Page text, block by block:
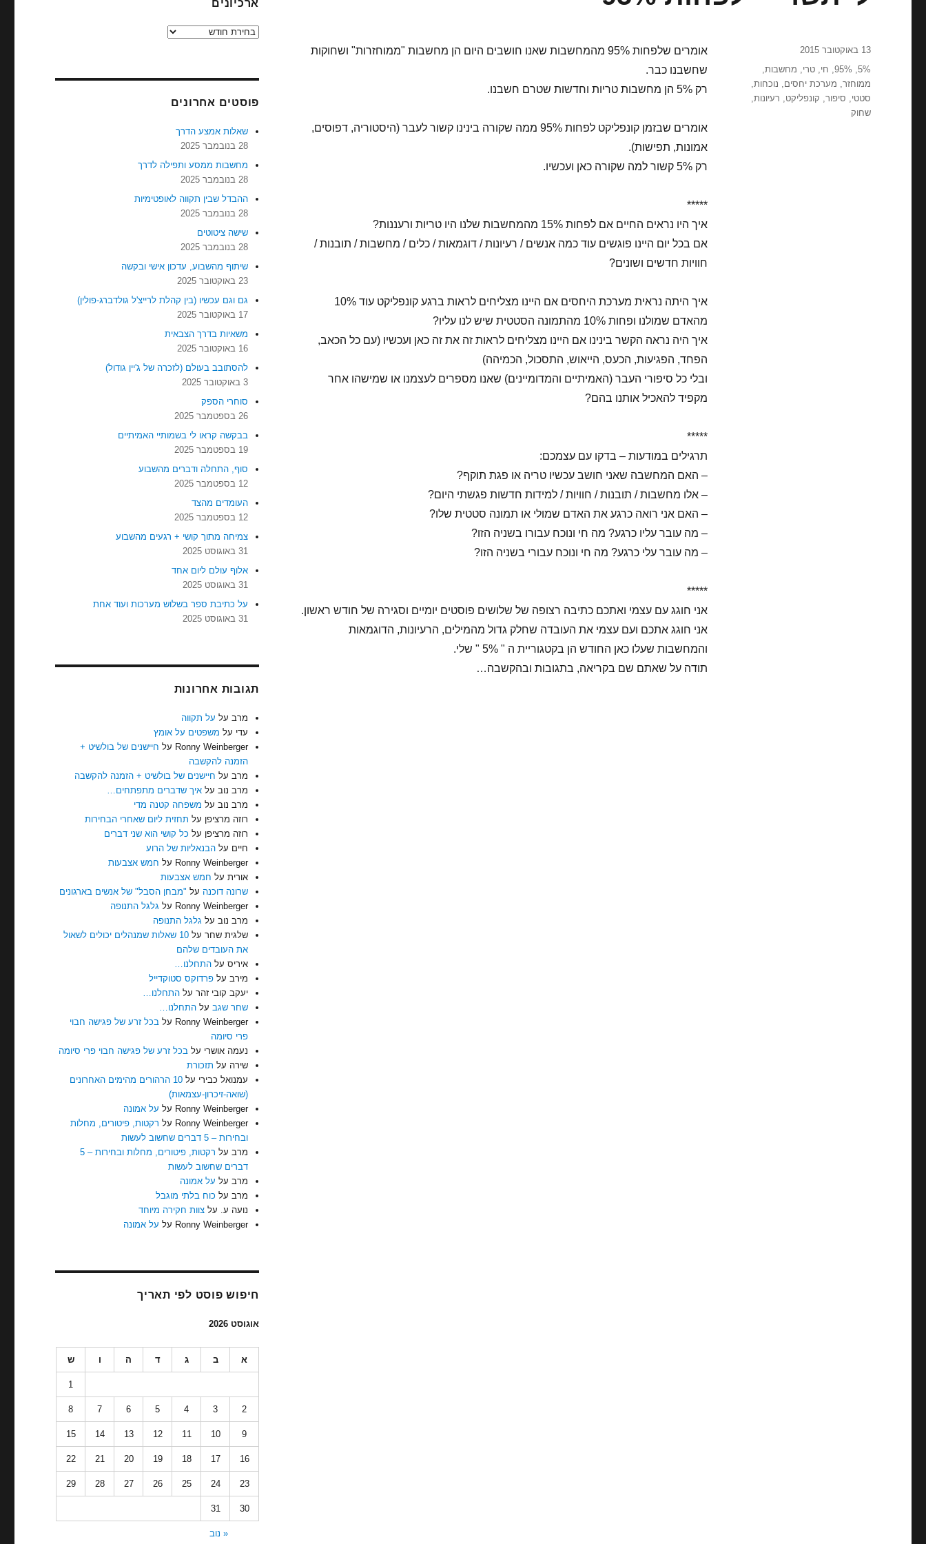
אומרים שלפחות 95% מהמחשבות שאנו חושבים היום הן מחשבות "ממוחזרות" ושחוקות
שחשבנו כבר.
רק 5% הן מחשבות טריות וחדשות שטרם חשבנו.
אומרים שבזמן קונפליקט לפחות 95% ממה שקורה בינינו קשור לעבר (היסטוריה, דפוסים,
אמונות, תפישות).
רק 5% קשור למה שקורה כאן ועכשיו.
*****
איך היו נראים החיים אם לפחות 15% מהמחשבות שלנו היו טריות ורעננות?
אם בכל יום היינו פוגשים עוד כמה אנשים / רעיונות / דוגמאות / כלים / מחשבות / תובנות /
חוויות חדשים ושונים?
איך היתה נראית מערכת היחסים אם היינו מצליחים לראות ברגע קונפליקט עוד 10%
מהאדם שמולנו ופחות 10% מהתמונה הסטטית שיש לנו עליו?
איך היה נראה הקשר בינינו אם היינו מצליחים לראות זה את זה כאן ועכשיו (עם כל הכאב,
הפחד, הפגיעות, הכעס, הייאוש, התסכול, הכמיהה)
ובלי כל סיפורי העבר (האמיתיים והמדומיינים) שאנו מספרים לעצמנו או שמישהו אחר
מקפיד להאכיל אותנו בהם?
*****
תרגילים במודעות – בדקו עם עצמכם:
– האם המחשבה שאני חושב עכשיו טריה או פגת תוקף?
– אלו מחשבות / תובנות / חוויות / למידות חדשות פגשתי היום?
– האם אני רואה כרגע את האדם שמולי או תמונה סטטית שלו?
– מה עובר עליו כרגע? מה חי ונוכח עבורו בשניה הזו?
– מה עובר עלי כרגע? מה חי ונוכח עבורי בשניה הזו?
*****
אני חוגג עם עצמי ואתכם כתיבה רצופה של שלושים פוסטים יומיים וסגירה של חודש ראשון.
אני חוגג אתכם ועם עצמי את העובדה שחלק גדול מהמילים, הרעיונות, הדוגמאות
והמחשבות שעלו כאן החודש הן בקטגוריית ה " 5% " שלי.
תודה על שאתם שם בקריאה, בתגובות ובהקשבה…
פורסם
בתאריך
13 באוקטובר 2015
תגיות
5%
,
95%
, חי,טרי, מחשבות,
ממוחזר, מערכת יחסים, נוכחות,
סטטי, סיפור, קונפליקט, רעיונות,
שחוק
ארכיונים
ארכיונים
פוסטים אחרונים
שאלות אמצע הדרך
28 בנובמבר 2025
מחשבות ממסע ותפילה לדרך
28 בנובמבר 2025
ההבדל שבין תקווה לאופטימיות
28 בנובמבר 2025
שישה ציטוטים
28 בנובמבר 2025
שיתוף מהשבוע, עדכון אישי ובקשה
23 באוקטובר 2025
גם וגם עכשיו (בין קהלת לרייצ'ל גולדברג-פולין)
17 באוקטובר 2025
משאיות בדרך הצבאית
16 באוקטובר 2025
להסתובב בעולם (לזכרה של ג'יין גודול)
3 באוקטובר 2025
סוחרי הספק
26 בספטמבר 2025
בבקשה קראו לי בשמותיי האמיתיים
19 בספטמבר 2025
סוף, התחלה ודברים מהשבוע
12 בספטמבר 2025
העומדים מהצד
12 בספטמבר 2025
צמיחה מתוך קושי + רגעים מהשבוע
31 באוגוסט 2025
אלוף עולם ליום אחד
31 באוגוסט 2025
על כתיבת ספר בשלוש מערכות ועוד אחת
31 באוגוסט 2025
תגובות אחרונות
מרב על על תקווה
עדי על משפטים על אומץ
Ronny Weinberger על חיישנים של בולשיט +
הזמנה להקשבה
מרב על חיישנים של בולשיט + הזמנה להקשבה
מרב נוב עלאיך שדברים מתפתחים…
מרב נוב על משפחה קטנה מדי
רוזה מרציפן על תחזית ליום שאחרי הבחירות
רוזה מרציפן על כל קושי הוא שני דברים
חיים עלהבנאליות של הרוע
Ronny Weinberger על חמש אצבעות
אורית על חמש אצבעות
שרונה דוכנה על "מבחן הסבל" של אנשים בארגונים
Ronny Weinberger על גלגל התנופה
מרב נוב על גלגל התנופה
שלגית שחר על
10 שאלות שמנהלים יכולים לשאול
את העובדים שלהם
איריס עלהתחלנו…
מירב עלפרדוקס סטוקדייל
יעקב קובי זהר עלהתחלנו…
שחר שגב עלהתחלנו…
Ronny Weinberger עלבכל זרע של פגישה חבוי
פרי סיומה
נעמה אושרי עלבכל זרע של פגישה חבוי פרי סיומה
שירה על תזכורת
עמנואל כבירי על
10 הרהורים מהימים האחרונים
(שואה-זיכרון-עצמאות)
Ronny Weinberger על על אמונה
Ronny Weinberger על רקטות, פיטורים, מחלות
ובחירות – 5 דברים שחשוב לעשות
מרב על
רקטות, פיטורים, מחלות ובחירות – 5
דברים שחשוב לעשות
מרב על על אמונה
מרב על כוח בלתי מוגבל
נועה ע. עלצוות חקירה מיוחד
Ronny Weinberger על על אמונה
חיפוש פוסט לפי תאריך
אוגוסט 2026
א ב ג ד ה ו ש
1
2
3
4
5
6
7
8
9
10
11
12
13
14
15
16
17
18
19
20
21
22
23
24
25
26
27
28
29
30
31
« נוב